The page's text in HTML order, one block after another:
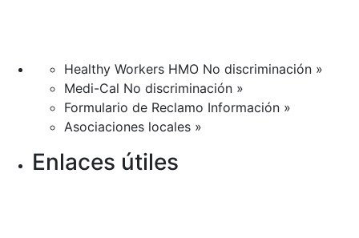
Healthy Workers HMO No discriminación »
Medi-Cal No discriminación »
Formulario de Reclamo Información »
Asociaciones locales »
Enlaces útiles